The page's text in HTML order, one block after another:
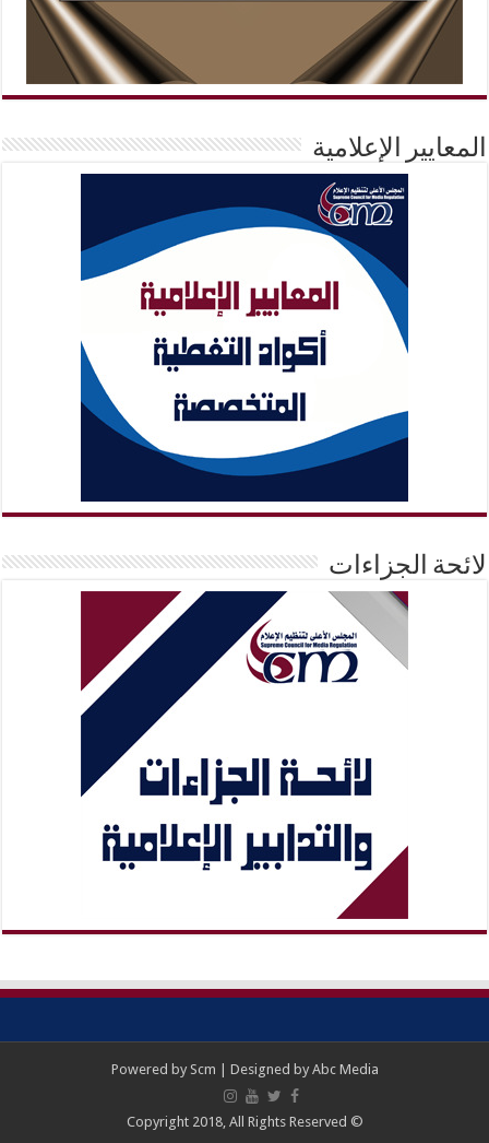
المعايير الإعلامية
لائحة الجزاءات
Powered by Scm | Designed by Abc Media
© Copyright 2018, All Rights Reserved